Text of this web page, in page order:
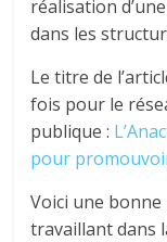
réalisation
dans les
Le titre de
fois pour le
publique :
pour
Voici une
travaillant dans